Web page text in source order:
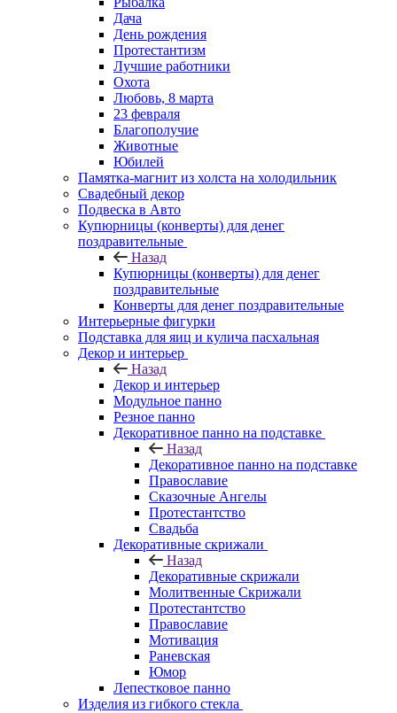
Дача
День рождения
Протестантизм
Лучшие работники
Охота
Любовь, 8 марта
23 февраля
Благополучие
Животные
Юбилей
Памятка-магнит из холста на холодильник
Свадебный декор
Подвеска в Авто
Купюрницы (конверты) для денег
поздравительные
Назад
Купюрницы (конверты) для денег
поздравительные
Конверты для денег поздравительные
Интерьерные фигурки
Подставка для яиц и кулича пасхальная
Декор и интерьер
Назад
Декор и интерьер
Модульное панно
Резное панно
Декоративное панно на подставке
Назад
Декоративное панно на подставке
Православие
Сказочные Ангелы
Протестантство
Свадьба
Декоративные скрижали
Назад
Декоративные скрижали
Молитвенные Скрижали
Протестантство
Православие
Мотивация
Раневская
Юмор
Лепестковое панно
Изделия из гибкого стекла